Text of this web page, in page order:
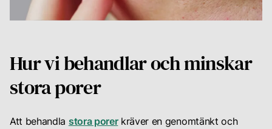
karriär
in
att
Hur vi behandlar och minskar
stora porer
Att behandla stora porerkräver en genomtänkt och